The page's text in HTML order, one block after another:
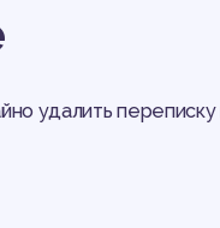
удалить